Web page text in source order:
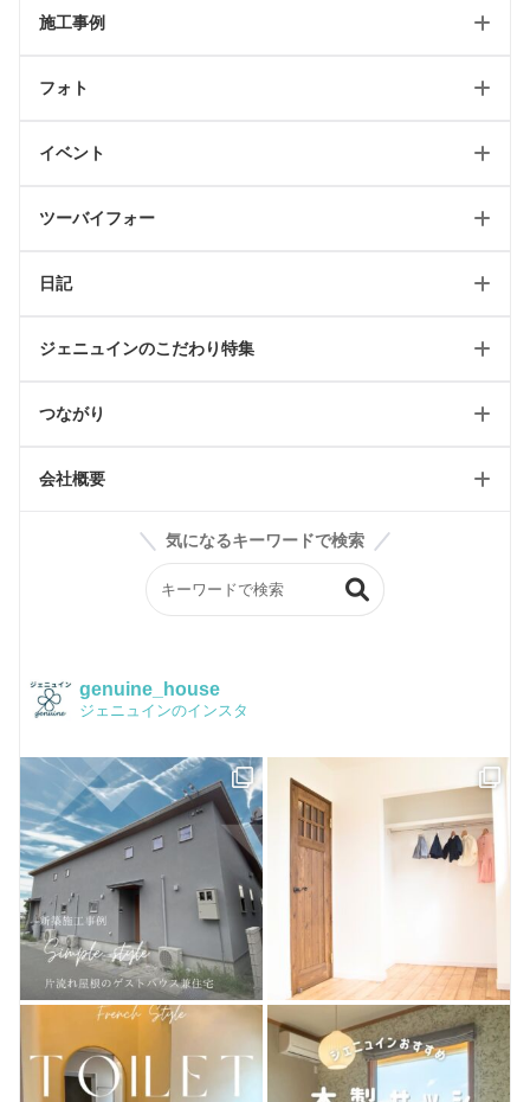
ホーム
新築トップ
リフォームトップ
最新のページ
施工事例
新築
リフォーム
店舗
フォト
フォトギャラリートップ
テイスト別施工例
イベント
イベント情報
2024省エネキャンペーン
ツーバイフォー
ツーバイフォートップ
リフォーム可能一覧
ツーバイフォールール
輸入住宅リフォーム
日記
工事日記/新築
工事日記/リフォーム
工事日記/店舗
スタッフブログ
ジェニュインのこだわり特集
WEBオープンハウス
ジェニュインのこだわり記事
ジェニュインの素材紹介
ジェニュイン工事部
つながり
雑貨屋petit jenny
Instagram
ピンタレスト
houzz
お客様のお店
会社概要
おうちづくり
気になるキーワードで検索
genuine_house
ジェニュインのインスタ